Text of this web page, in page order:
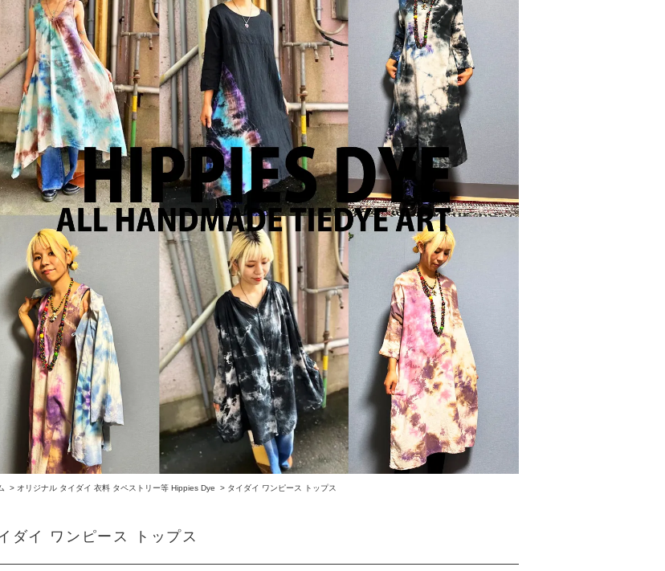
> オリジナル タイダイ 衣料 タペストリー等 Hippies Dye > タイダイ ワンピース トップス
ダイ ワンピース トップス